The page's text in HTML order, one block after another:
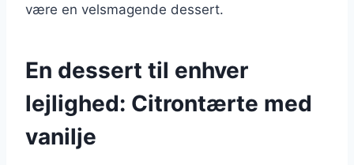
være en velsmagende dessert.
En dessert til enhver
lejlighed: Citrontærte med
vanilje